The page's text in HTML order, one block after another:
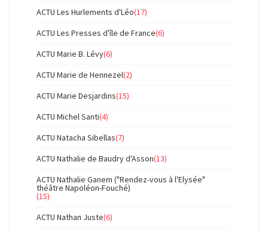
ACTU Les Hurlements d'Léo(17)
ACTU Les Presses d'île de France(6)
ACTU Marie B. Lévy(6)
ACTU Marie de Hennezel(2)
ACTU Marie Desjardins(15)
ACTU Michel Santi(4)
ACTU Natacha Sibellas(7)
ACTU Nathalie de Baudry d'Asson(13)
ACTU Nathalie Ganem ("Rendez-vous à l'Elysée"
théâtre Napoléon-Fouché)
(15)
ACTU Nathan Juste(6)